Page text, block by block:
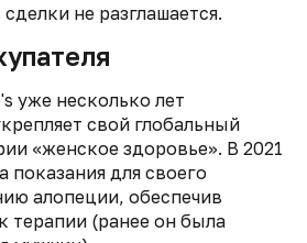
не разглашается.
уже несколько лет
свой глобальный
«женское здоровье». В 2021
показания для своего
алопеции, обеспечив
терапии (ранее он была